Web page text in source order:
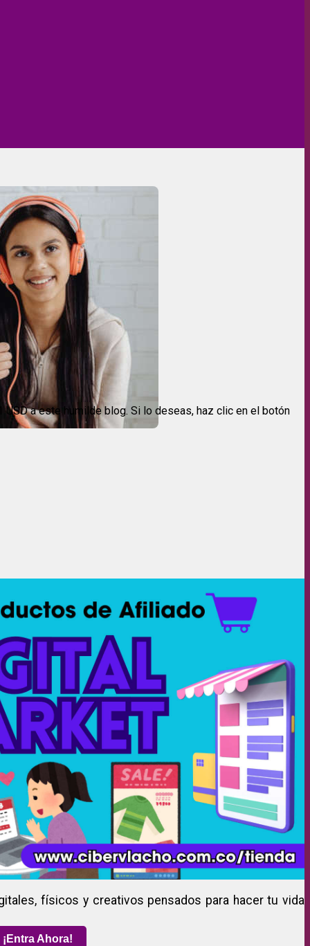
USD a este humilde blog. Si lo deseas, haz clic en el botón
físicos y creativos pensados para hacer tu vida
¡Entra Ahora!